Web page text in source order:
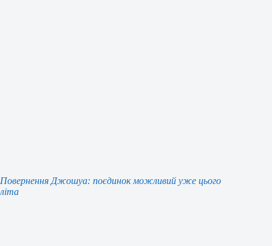
Повернення Джошуа: поєдинок можливий уже цього
літа